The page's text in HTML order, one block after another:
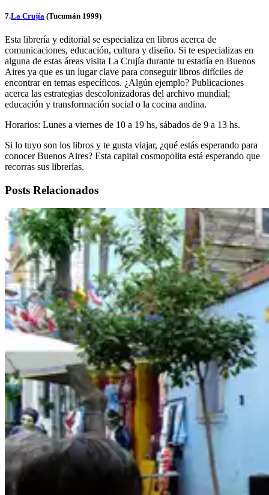
7.La Crujía (Tucumán 1999)
Esta librería y editorial se especializa en libros acerca de
comunicaciones, educación, cultura y diseño. Si te especializas en
alguna de estas áreas visita La Crujía durante tu estadía en Buenos
Aires ya que es un lugar clave para conseguir libros difíciles de
encontrar en temas específicos. ¿Algún ejemplo? Publicaciones
acerca las estrategias descolonizadoras del archivo mundial;
educación y transformación social o la cocina andina.
Horarios: Lunes a viernes de 10 a 19 hs, sábados de 9 a 13 hs.
Si lo tuyo son los libros y te gusta viajar, ¿qué estás esperando para
conocer Buenos Aires? Esta capital cosmopolita está esperando que
recorras sus librerías.
Posts Relacionados